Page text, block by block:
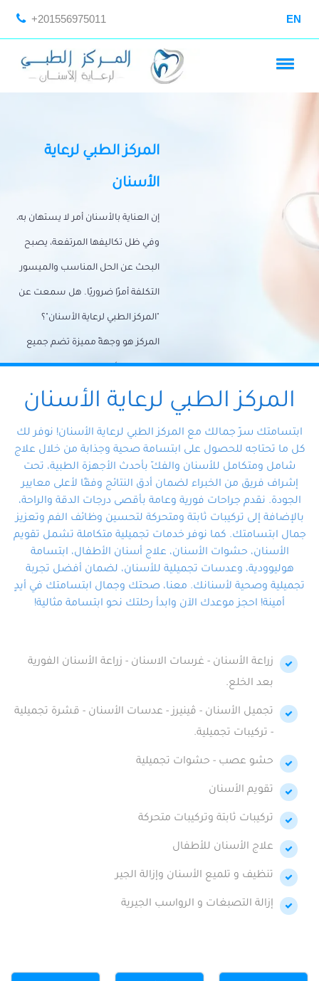
+201556975011 EN
المركز الطبي لرعاية
الأسنان
إن العناية بالأسنان أمر لا يستهان به،
وفي ظل تكاليفها المرتفعة، يصبح
البحث عن الحل المناسب والميسور
التكلفة أمرًا ضروريًا. هل سمعت عن
"المركز الطبي لرعاية الأسنان"؟
المركز هو وجهةً مميزة تضم جميع
احتياجات الأسنان تحت سقف واحد،
وتضمن لك حلاً شاملًا لجميع
المتخصص ذوي الخبرة، ستجد نفسك
في أيد أمينة تلبي احتياجاتك بكل
احترافية ودقة.
المركز الطبي لرعاية الأسنان
ابتسامتك سرّ جمالك مع المركز الطبي لرعاية الأسنان! نوفر لك
كل ما تحتاجه للحصول على ابتسامة صحية وجذابة من خلال علاج
شامل ومتكامل للأسنان والفكّ بأحدث الأجهزة الطبية، تحت
إشراف فريق من الخبراء لضمان أدق النتائج وفقًا لأعلى معايير
الجودة. نقدم جراحات فورية وعامة بأقصى درجات الدقة والراحة،
بالإضافة إلى تركيبات ثابتة ومتحركة لتحسين وظائف الفم وتعزيز
جمال ابتسامتك. كما نوفر خدمات تجميلية متكاملة تشمل تقويم
الأسنان، حشوات الأسنان، علاج أسنان الأطفال، ابتسامة
هوليوودية، وعدسات تجميلية للأسنان، لضمان أفضل تجربة
تجميلية وصحية لأسنانك. معنا، صحتك وجمال ابتسامتك في أيدٍ
أمينة! احجز موعدك الآن وابدأ رحلتك نحو ابتسامة مثالية!
زراعة الأسنان - غرسات الاسنان - زراعة الأسنان الفورية
بعد الخلع.
تجميل الأسنان - ڤينيرز - عدسات الأسنان - قشرة تجميلية
- تركيبات تجميلية.
حشو عصب - حشوات تجميلية
تقويم الأسنان
تركيبات ثابتة وتركيبات متحركة
علاج الأسنان للأطفال
تنظيف و تلميع الأسنان وإزالة الجير
إزالة التصبغات و الرواسب الجيرية